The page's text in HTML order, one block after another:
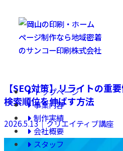
トップページ
事業内容
制作実績
会社概要
スタッフ
日付によ
【SEO対策】リライトの重
検索順位を伸ばす方法
2026.5.13｜クリエイティブ講座